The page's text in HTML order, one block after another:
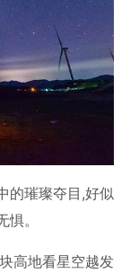
的璀璨夺目,好似
。
高地看星空越发